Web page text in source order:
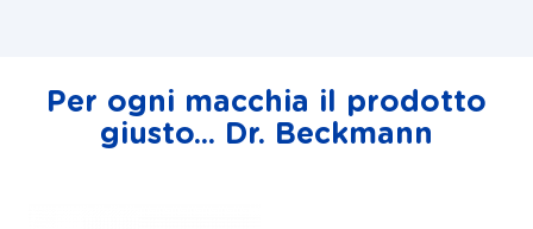
Per ogni macchia il prodotto
giusto... Dr. Beckmann